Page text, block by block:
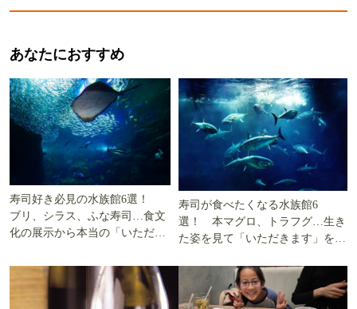
あなたにおすすめ
寿司好き必見の水族館6選！
ブリ、シラス、ふな寿司…食文
化の展示から本当の「いただき
寿司が食べたくなる水族館6
選！ 本マグロ、トラフグ…生き
た姿を見て「いただきます」を考